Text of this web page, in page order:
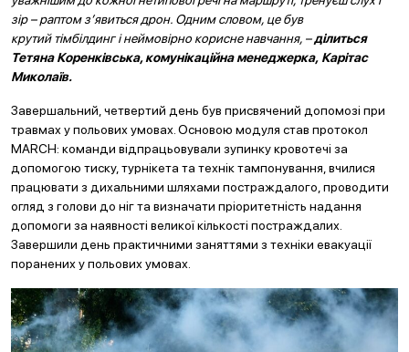
зір – раптом з’явиться дрон. Одним словом, це був
крутий тімбілдинг і неймовірно корисне навчання, –ділиться
Тетяна Коренківська, комунікаційна менеджерка, Карітас
Миколаїв.
Завершальний, четвертий день був присвячений допомозі при
травмах у польових умовах. Основою модуля став протокол
MARCH: команди відпрацьовували зупинку кровотечі за
допомогою тиску, турнікета та технік тампонування, вчилися
працювати з дихальними шляхами постраждалого, проводити
огляд з голови до ніг та визначати пріоритетність надання
допомоги за наявності великої кількості постраждалих.
Завершили день практичними заняттями з техніки евакуації
поранених у польових умовах.